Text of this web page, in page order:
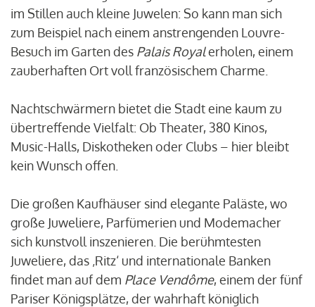
im Stillen auch kleine Juwelen: So kann man sich
zum Beispiel nach einem anstrengenden Louvre-
Besuch im Garten des Palais Royalerholen, einem
zauberhaften Ort voll französischem Charme.
Nachtschwärmern bietet die Stadt eine kaum zu
übertreffende Vielfalt: Ob Theater, 380 Kinos,
Music-Halls, Diskotheken oder Clubs – hier bleibt
kein Wunsch offen.
Die großen Kaufhäuser sind elegante Paläste, wo
große Juweliere, Parfümerien und Modemacher
sich kunstvoll inszenieren. Die berühmtesten
Juweliere, das ‚Ritz‘ und internationale Banken
findet man auf dem Place Vendôme, einem der fünf
Pariser Königsplätze, der wahrhaft königlich